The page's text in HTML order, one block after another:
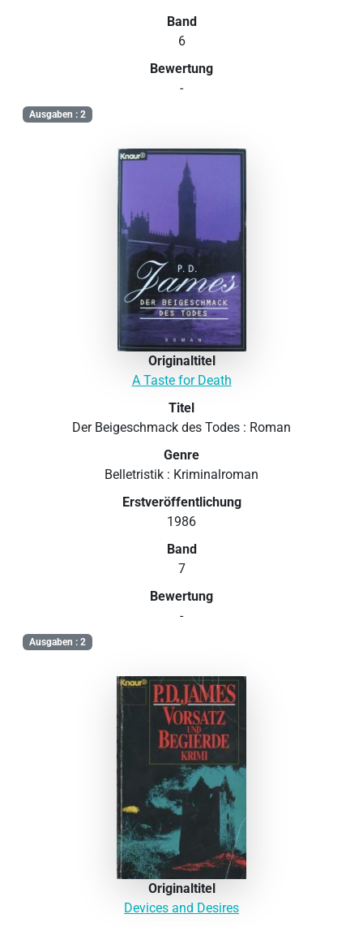
Band
6
Bewertung
-
Ausgaben : 2
Originaltitel
A Taste for Death
Titel
Der Beigeschmack des Todes : Roman
Genre
Belletristik : Kriminalroman
Erstveröffentlichung
1986
Band
7
Bewertung
-
Ausgaben : 2
Originaltitel
Devices and Desires